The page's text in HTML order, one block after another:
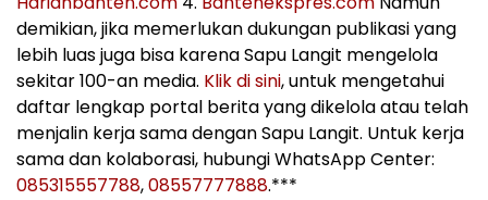
demikian, jika memerlukan dukungan publikasi yang
lebih luas juga bisa karena Sapu Langit mengelola
sekitar 100-an media. Klik di sini, untuk mengetahui
daftar lengkap portal berita yang dikelola atau telah
menjalin kerja sama dengan Sapu Langit. Untuk kerja
sama dan kolaborasi, hubungi WhatsApp Center:
085315557788,08557777888.***